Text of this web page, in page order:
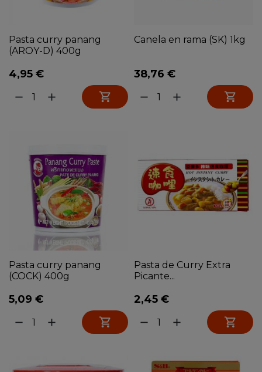
Pasta curry panang
(AROY-D) 400g
4,95 €
remove add 
Canela en rama (SK) 1kg
38,76 €
remove add 
Pasta curry panang
(COCK) 400g
5,09 €
remove add 
Pasta de Curry Extra
Picante...
2,45 €
remove add 